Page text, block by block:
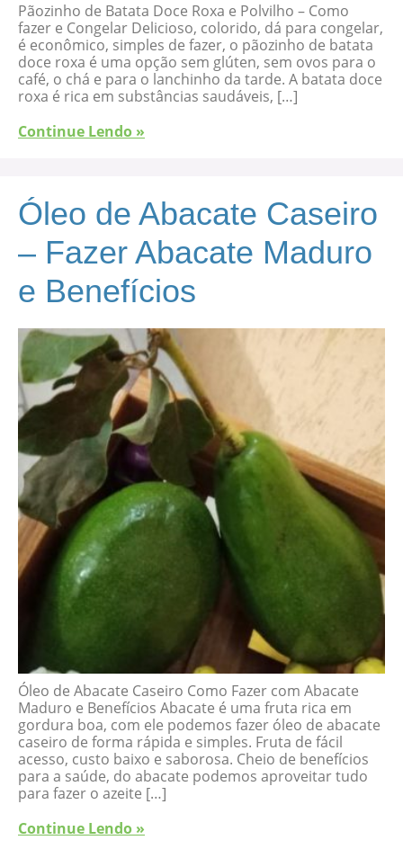
Pãozinho de Batata Doce Roxa e Polvilho – Como
fazer e Congelar Delicioso, colorido, dá para congelar,
é econômico, simples de fazer, o pãozinho de batata
doce roxa é uma opção sem glúten, sem ovos para o
café, o chá e para o lanchinho da tarde. A batata doce
roxa é rica em substâncias saudáveis, […]
Continue Lendo »
Óleo de Abacate Caseiro
– Fazer Abacate Maduro
e Benefícios
Óleo de Abacate Caseiro Como Fazer com Abacate
Maduro e Benefícios Abacate é uma fruta rica em
gordura boa, com ele podemos fazer óleo de abacate
caseiro de forma rápida e simples. Fruta de fácil
acesso, custo baixo e saborosa. Cheio de benefícios
para a saúde, do abacate podemos aproveitar tudo
para fazer o azeite […]
Continue Lendo »